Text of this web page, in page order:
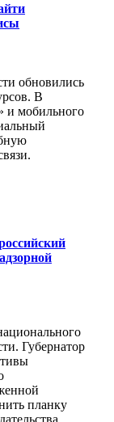
обновились
В
и мобильного
Губернатор
планку